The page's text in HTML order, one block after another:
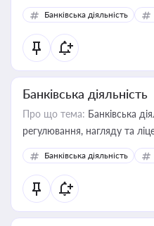
забезпечувати їх належне
контрагентами
Банківська діяльність
Банківська діяльність
Про що тема: Банківська
регулювання, нагляду та
Банківська діяльність